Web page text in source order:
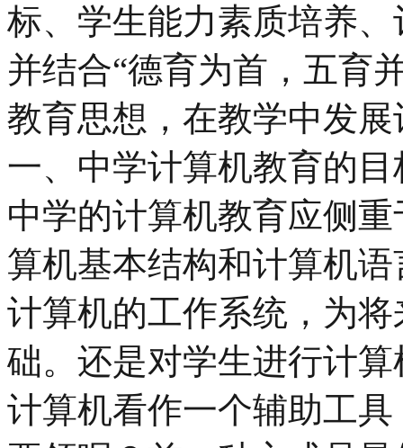
标、学生能力素质培养
并结合“德育为首，五育
教育思想，在教学中发
一、中学计算机教育的目
中学的计算机教育应侧
算机基本结构和计算机
计算机的工作系统，为
础。还是对学生进行计
计算机看作一个辅助工